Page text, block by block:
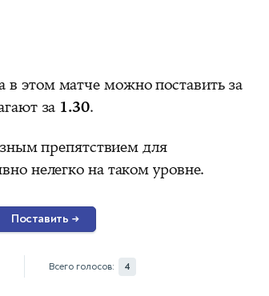
в этом матче можно поставить за
за 1.30.
препятствием для
нелегко на таком уровне.
Поставить →
Всего голосов: 4